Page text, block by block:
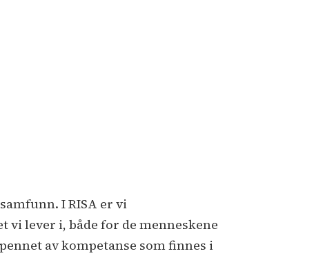
I RISA er vi
lever i, både for de menneskene
av kompetanse som finnes i